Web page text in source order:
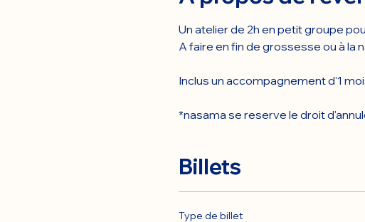
Un atelier de 2h en petit groupe
A faire en fin de grossesse ou à la
Inclus un accompagnement d'1
*nasama se reserve le droit
Billets
Type de billet